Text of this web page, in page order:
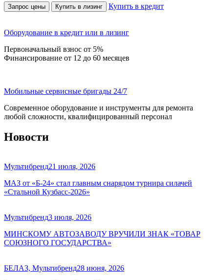
Запрос цены Купить в лизинг Купить в кредит
Оборудование в кредит или в лизинг
Первоначальный взнос от 5%
Финансирование от 12 до 60 месяцев
Мобильные сервисные бригады 24/7
Современное оборудование и инструменты для ремонта
любой сложности, квалифицированный персонал
Новости
Мультибренд21 июля, 2026
МАЗ от «Б-24» стал главным снарядом турнира силачей
«Стальной Кузбасс-2026»
Мультибренд3 июля, 2026
МИНСКОМУ АВТОЗАВОДУ ВРУЧИЛИ ЗНАК «ТОВАР
СОЮЗНОГО ГОСУДАРСТВА»
БЕЛАЗ, Мультибренд28 июня, 2026